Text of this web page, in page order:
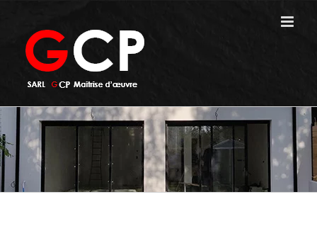
contenu